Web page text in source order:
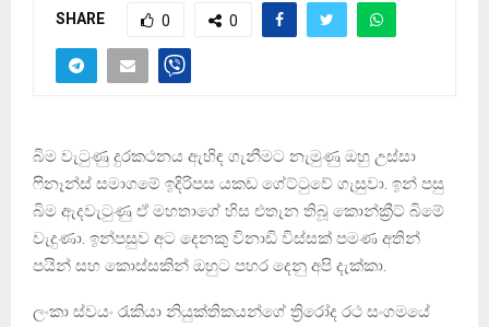
SHARE 0 0
බිම වැටුණු දුරකථනය ඇහිඳ ගැනීමට නැමුණු ඔහු උස්සා
ෆිනෑන්ස් සමාගමේ ඉදිරිපස යකඩ ගේට්ටුවේ ගැසුවා. ඉන් පසු
බිම ඇදවැටුණු ඒ මහතාගේ හිස එතැන තිබූ කොන්ක්‍රීට් බිමේ
වැදුණා. ඉන්පසුව අට දෙනකු විනාඩි විස්සක් පමණ අතින්
පයින් සහ කොස්සකින් ඔහුට පහර දෙනු අපි දැක්කා.
ලංකා ස්වයං රැකියා නියුක්තිකයන්ගේ ත්‍රිරෝද රථ සංගමයේ